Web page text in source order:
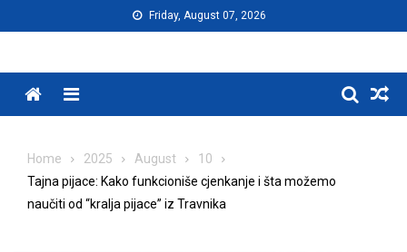
to
Friday, August 07, 2026
Menu
Home 2025 August
10
Tajna pijace: Kako funkcioniše cjenkanje i šta možemo
naučiti od “kralja pijace” iz Travnika